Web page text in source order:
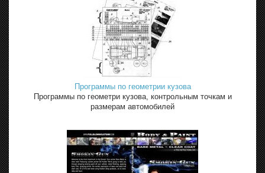
Программы по геометрии кузова
Программы по геометри кузова, контрольным точкам и
размерам автомобилей